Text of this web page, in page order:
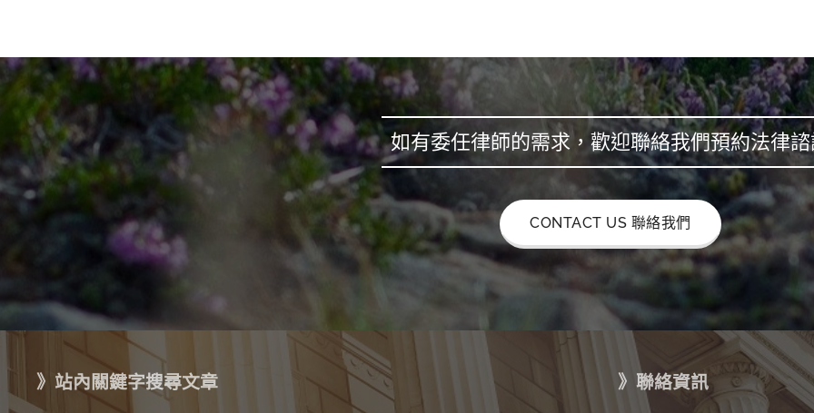
如有委任律師的需求，歡迎聯絡我們預約法律
CONTACT US 聯絡我們
》站內關鍵字搜尋文章 》聯絡資訊